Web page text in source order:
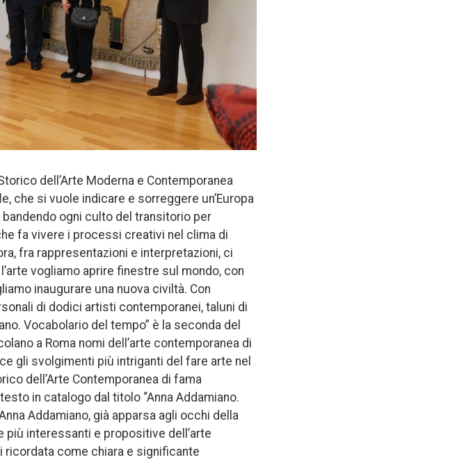
dell’Arte Moderna e Contemporanea
che si vuole indicare e sorreggere un’Europa
ogni culto del transitorio per
fa vivere i processi creativi nel clima di
fra rappresentazioni e interpretazioni, ci
vogliamo aprire finestre sul mondo, con
inaugurare una nuova civiltà. Con
di dodici artisti contemporanei, taluni di
Vocabolario del tempo” è la seconda del
a Roma nomi dell’arte contemporanea di
gli svolgimenti più intriganti del fare arte nel
dell’Arte Contemporanea di fama
in catalogo dal titolo “Anna Addamiano.
Addamiano, già apparsa agli occhi della
più interessanti e propositive dell’arte
ricordata come chiara e significante